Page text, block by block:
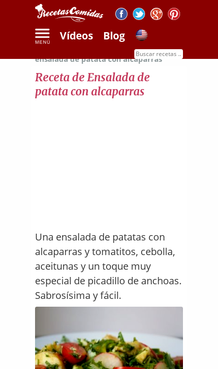
Vídeos Blog
Receta de
ensalada de patata con alcaparras
Receta de Ensalada de
patata con alcaparras
Una ensalada de patatas con
alcaparras y tomatitos, cebolla,
aceitunas y un toque muy
especial de picadillo de anchoas.
Sabrosísima y fácil.